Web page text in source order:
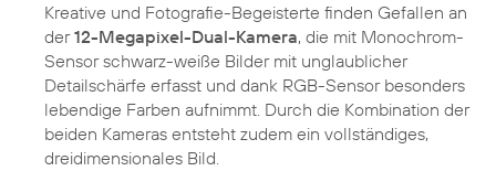
Kreative und Fotografie-Begeisterte finden Gefallen an
der12-Megapixel-Dual-Kamera, die mit Monochrom-
Sensor schwarz-weiße Bilder mit unglaublicher
Detailschärfe erfasst und dank RGB-Sensor besonders
lebendige Farben aufnimmt. Durch die Kombination der
beiden Kameras entsteht zudem ein vollständiges,
dreidimensionales Bild.